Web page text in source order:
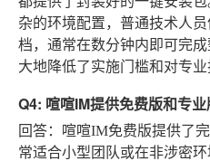
杂的环境配置，普通技术人
档，通常在数分钟内即可完
大地降低了实施门槛和对专业
Q4: 喧喧IM提供免费版和专
回答：喧喧IM免费版提供了
常适合小型团队或在非涉密